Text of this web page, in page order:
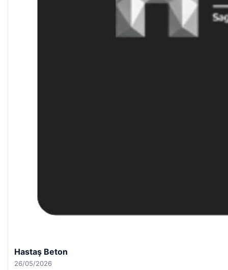
Hastaş Beton
26/05/2026